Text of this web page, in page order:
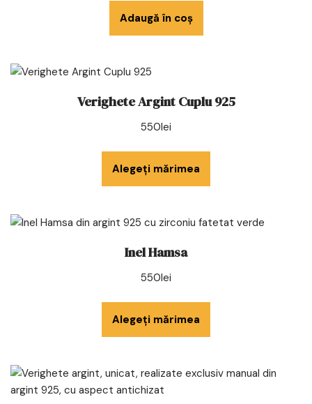
Adaugă în coș
Verighete Argint Cuplu 925
550lei
Alegeți mărimea
Inel Hamsa
550lei
Alegeți mărimea